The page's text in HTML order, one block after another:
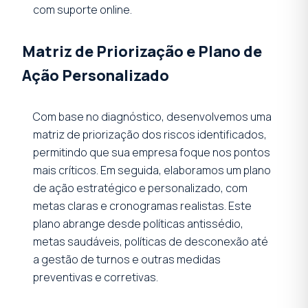
com suporte online.
Matriz de Priorização e Plano de
Ação Personalizado
Com base no diagnóstico, desenvolvemos uma
matriz de priorização dos riscos identificados,
permitindo que sua empresa foque nos pontos
mais críticos. Em seguida, elaboramos um plano
de ação estratégico e personalizado, com
metas claras e cronogramas realistas. Este
plano abrange desde políticas antissédio,
metas saudáveis, políticas de desconexão até
a gestão de turnos e outras medidas
preventivas e corretivas.